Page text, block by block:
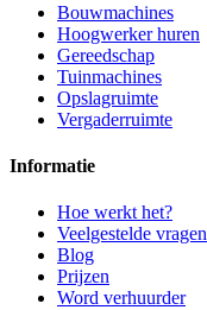
Bouwmachines
Hoogwerker huren
Gereedschap
Tuinmachines
Opslagruimte
Vergaderruimte
Informatie
Hoe werkt het?
Veelgestelde vragen
Blog
Prijzen
Word verhuurder